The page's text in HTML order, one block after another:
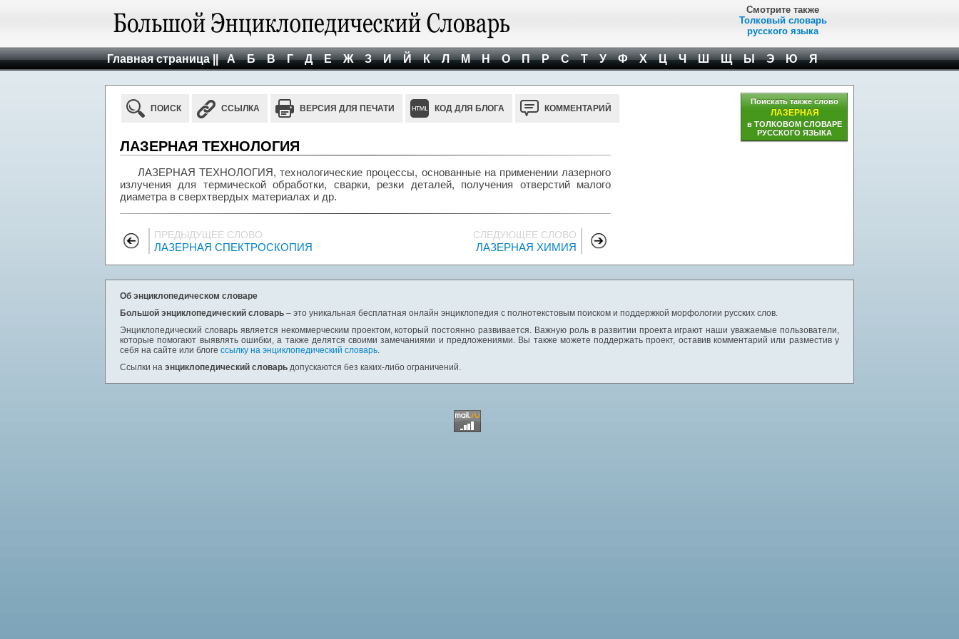
Смотрите также
Толковый словарь
русского языка
Главная страница || А Б В Г Д Е Ж З И Й К Л М Н О П Р С Т У Ф Х Ц Ч Ш Щ Ы Э Ю Я
ПОИСК ССЫЛКА ВЕРСИЯ ДЛЯ ПЕЧАТИ КОД ДЛЯ БЛОГА КОММЕНТАРИЙ
ЛАЗЕРНАЯ ТЕХНОЛОГИЯ
ЛАЗЕРНАЯ ТЕХНОЛОГИЯ, технологические процессы, основанные на применении лазерного
излучения для термической обработки, сварки, резки деталей, получения отверстий малого
диаметра в сверхтвердых материалах и др.
ПРЕДЫДУЩЕЕ СЛОВО
ЛАЗЕРНАЯ СПЕКТРОСКОПИЯ
СЛЕДУЮЩЕЕ СЛОВО
ЛАЗЕРНАЯ ХИМИЯ
Поискать также слово
ЛАЗЕРНАЯ
в ТОЛКОВОМ СЛОВАРЕ
РУССКОГО ЯЗЫКА
Об энциклопедическом словаре
Большой энциклопедический словарь – это уникальная бесплатная онлайн энциклопедия с полнотекстовым поиском и поддержкой морфологии русских слов.
Энциклопедический словарь является некоммерческим проектом, который постоянно развивается. Важную роль в развитии проекта играют наши уважаемые пользователи,
которые помогают выявлять ошибки, а также делятся своими замечаниями и предложениями. Вы также можете поддержать проект, оставив комментарий или разместив у
себя на сайте или блоге ссылку на энциклопедический словарь.
Ссылки на энциклопедический словарь допускаются без каких-либо ограничений.